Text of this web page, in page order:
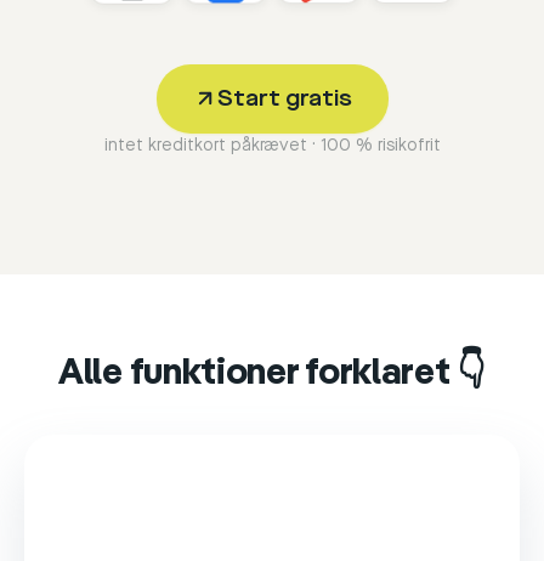
Start gratis
intet kreditkort påkrævet · 100 % risikofrit
Alle funktioner forklaret 👇